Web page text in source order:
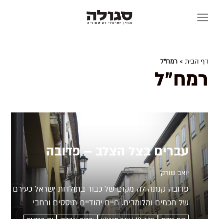
דף הבית > רמח"ל
רמח"ל
עברים בצל הצלב – פדובה
יואב שורק
פדובה קנתה לה מקום של כבוד בתולדות ישראל כעירם
של חכמים ומלומדים. חיים יהודיים תוססים ורחבי
אופקים שקקו בעיר האוניברסיטאית, אך תמיד בתודעת